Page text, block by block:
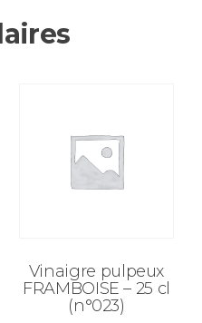
Vinaigre pulpeux
FRAMBOISE – 25 cl
(n°023)